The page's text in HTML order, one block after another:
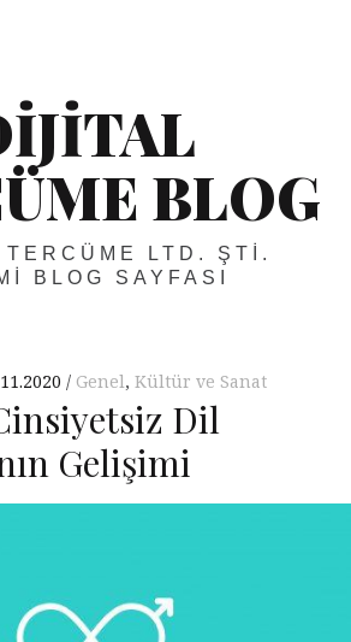
BLOG
LTD. ŞTI.
BLOG SAYFASI
Genel, Kültür ve Sanat
Dil
Gelişimi